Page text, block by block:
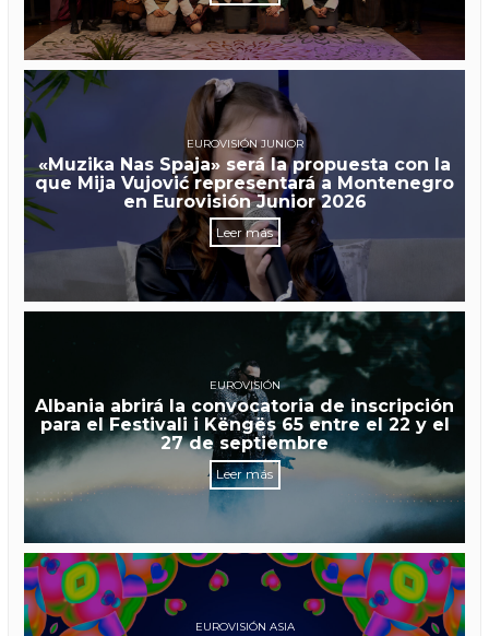
EUROVISIÓN JUNIOR
«Muzika Nas Spaja» será la propuesta con la
que Mija Vujović representará a Montenegro
en Eurovisión Junior 2026
Leer más
EUROVISIÓN
Albania abrirá la convocatoria de inscripción
para el Festivali i Këngës 65 entre el 22 y el
27 de septiembre
Leer más
EUROVISIÓN ASIA